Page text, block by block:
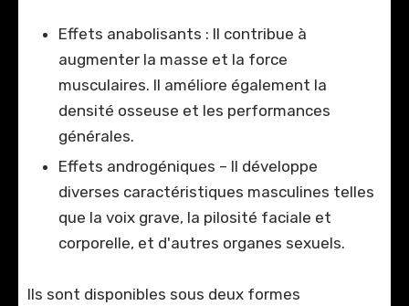
Effets anabolisants : Il contribue à
augmenter la masse et la force
musculaires. Il améliore également la
densité osseuse et les performances
générales.
Effets androgéniques – Il développe
diverses caractéristiques masculines telles
que la voix grave, la pilosité faciale et
corporelle, et d'autres organes sexuels.
Ils sont disponibles sous deux formes